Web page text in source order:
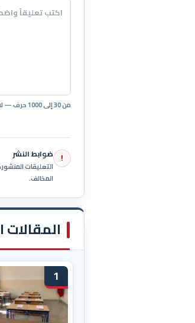
من 30 إلى 1000 حرف — لا تُقبل الروابط أو أكواد HTML.
! ضوابط النشر
التعليقات
المخالف.
1